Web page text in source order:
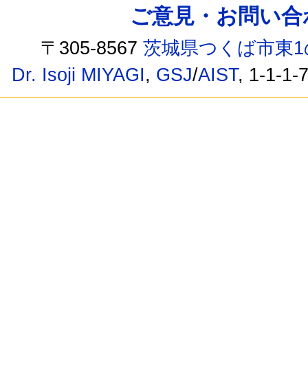
ご意見・お問い
〒305-8567茨城県つくば市東
Dr. Isoji MIYAGI, GSJ/AIST, 1-1-1-